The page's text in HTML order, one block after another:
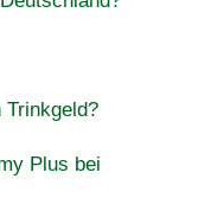
Trinkgeld?
Plus bei